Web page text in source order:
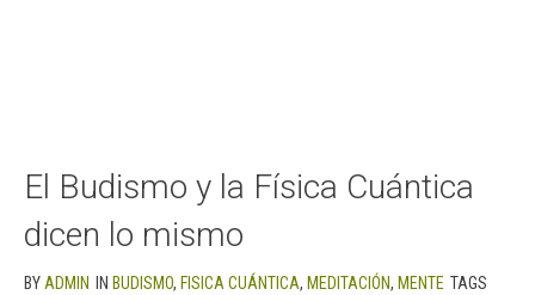
El Budismo y la Física Cuántica
dicen lo mismo
BY ADMIN IN BUDISMO, FISICA CUÁNTICA, MEDITACIÓN, MENTE TAGS